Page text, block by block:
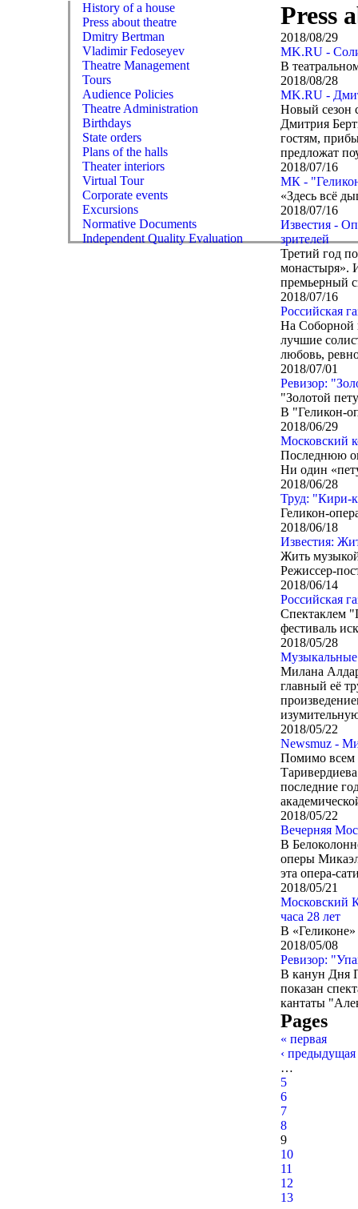
History of a house
Press about theatre
Dmitry Bertman
Vladimir Fedoseyev
Theatre Management
Tours
Audience Policies
Theatre Administration
Birthdays
State orders
Plans of the halls
Theater interiors
Virtual Tour
Corporate events
Excursions
Normative Documents
Independent Quality Evaluation
Press
2018/08/29
MK.RU -
В
2018/08/28
MK.RU -
Новый сезон
Дмитрия
гостям,
предложат
2018/07/16
МК -
«Здесь всё
2018/07/16
Известия -
зрителей
Третий год
монастыря».
премьерный
2018/07/16
Российская
На Соборной
лучшие
любовь,
2018/07/01
Ревизор:
"Золотой
В "Геликон-
2018/06/29
Московский
Последнюю
Ни один
2018/06/28
Труд: "Кири-
Геликон-
2018/06/18
Известия:
Жить
Режиссер-
2018/06/14
Российская
Спектаклем
фестиваль
2018/05/28
Музыкальные
Милана
главный её
2018/05/22
Newsmuz -
Помимо всем
последние
2018/05/22
Вечерняя
В
оперы
эта опера-
2018/05/21
Московский
часа 28 лет
В
2018/05/08
Ревизор:
В канун Дня
показан
кантаты
Pages
« первая
‹ предыдущая
…
5
6
7
8
9
10
11
12
13